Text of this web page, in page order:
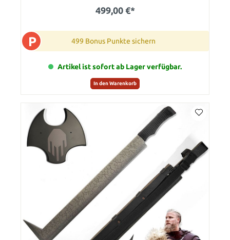
499,00 €*
P 499 Bonus Punkte sichern
Artikel ist sofort ab Lager verfügbar.
In den Warenkorb